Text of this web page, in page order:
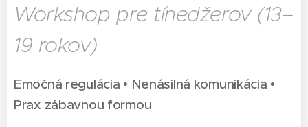
Workshop pre tínedžerov (13–
19 rokov)
Emočná regulácia • Nenásilná komunikácia •
Prax zábavnou formou